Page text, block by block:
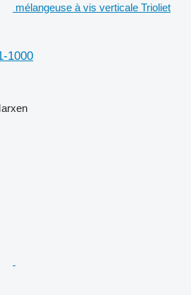
mélangeuse à vis verticale Trioliet
1000